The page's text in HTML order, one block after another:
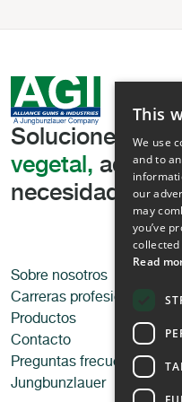
Soluciones
vegetal,
necesidades
Sobre nosotros
Carreras profesionales
Productos
Contacto
Preguntas frecuentes
Jungbunzlauer
This
We use
and to
our
may
you’ve
Read